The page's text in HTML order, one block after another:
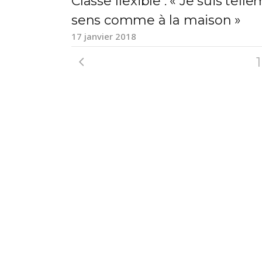
sens comme à la maison »
17 janvier 2018
1